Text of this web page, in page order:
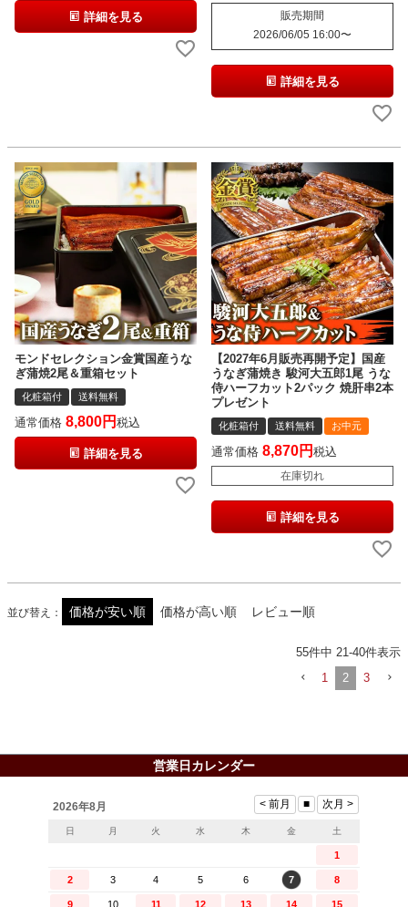
詳細を見る
販売期間
2026/06/05 16:00〜
詳細を見る
モンドセレクション金賞国産うな
ぎ蒲焼2尾＆重箱セット
化粧箱付 送料無料
通常価格 8,800 税込
詳細を見る
【2027年6月販売再開予定】国産
うなぎ蒲焼き 駿河大五郎1尾 うな
侍ハーフカット2パック 焼肝串2本
プレゼント
化粧箱付 送料無料 お中元
通常価格 8,870 税込
在庫切れ
詳細を見る
並び替え 価格が安い順 価格が高い順 レビュー順
55件中 21-40件表示
1
2 3
営業日カレンダー